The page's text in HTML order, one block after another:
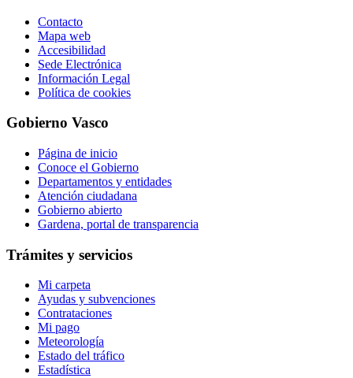
Contacto
Mapa web
Accesibilidad
Sede Electrónica
Información Legal
Política de cookies
Gobierno Vasco
Página de inicio
Conoce el Gobierno
Departamentos y entidades
Atención ciudadana
Gobierno abierto
Gardena, portal de transparencia
Trámites y servicios
Mi carpeta
Ayudas y subvenciones
Contrataciones
Mi pago
Meteorología
Estado del tráfico
Estadística